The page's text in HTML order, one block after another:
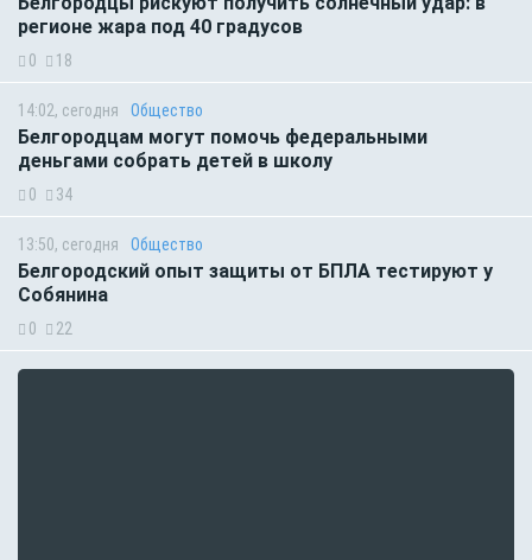
регионе жара под 40 градусов
0 18
14:02, сегодня Общество
Белгородцам могут помочь федеральными
деньгами собрать детей в школу
0 34
13:50, сегодня Общество
Белгородский опыт защиты от БПЛА тестируют у
Собянина
0 22